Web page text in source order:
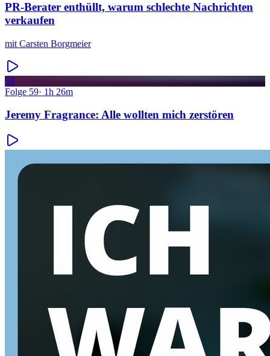
PR-Berater enthüllt, warum schlechte Nachrichten
verkaufen
mit Carsten Borgmeier
59
Folge 59· 1h 26m
Jeremy Fragrance: Alle wollten mich zerstören